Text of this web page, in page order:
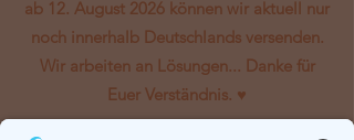
ab 12. August 2026 können wir aktuell nur
noch innerhalb Deutschlands versenden.
Wir arbeiten an Lösungen... Danke für
Euer Verständnis. ♥